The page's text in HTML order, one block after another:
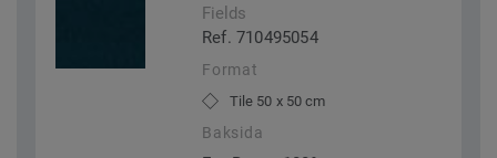
Fields
Ref. 710495054
Format
Tile 50 x 50 cm
Baksida